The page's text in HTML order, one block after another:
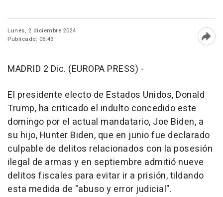
Lunes, 2 diciembre 2024
Publicado: 06:43
MADRID 2 Dic. (EUROPA PRESS) -
El presidente electo de Estados Unidos, Donald
Trump, ha criticado el indulto concedido este
domingo por el actual mandatario, Joe Biden, a
su hijo, Hunter Biden, que en junio fue declarado
culpable de delitos relacionados con la posesión
ilegal de armas y en septiembre admitió nueve
delitos fiscales para evitar ir a prisión, tildando
esta medida de "abuso y error judicial".